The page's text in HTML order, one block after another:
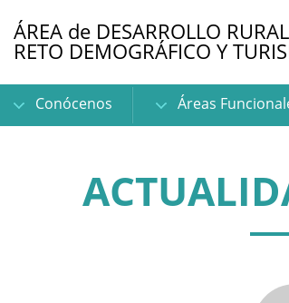
ÁREA de DESARROLLO
RETO DEMOGRÁFICO Y
Conócenos Áreas